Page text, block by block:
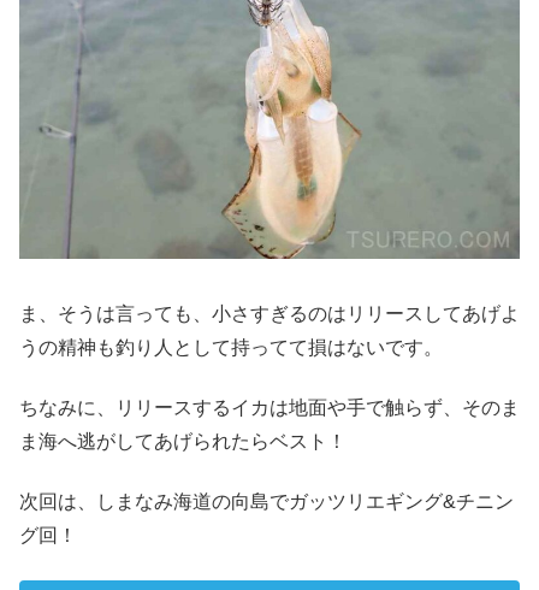
ま、そうは言っても、小さすぎるのはリリースしてあげよ
うの精神も釣り人として持ってて損はないです。
ちなみに、リリースするイカは地面や手で触らず、そのま
ま海へ逃がしてあげられたらベスト！
次回は、しまなみ海道の向島でガッツリエギング&チニン
グ回！